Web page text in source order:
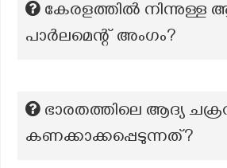
കേരളത്തിൽ നിന്നുള്ള
പാർലമെന്റ് അംഗം?
ഭാരതത്തിലെ ആദ്യ
കണക്കാക്കപ്പെടുന്നത്?